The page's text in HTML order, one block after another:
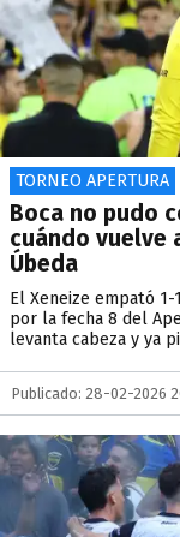
TORNEO APERTURA
Boca no pudo
cuándo vuelve
Úbeda
El Xeneize empató
por la fecha 8 del
levanta cabeza y ya
Publicado: 28-02-2026